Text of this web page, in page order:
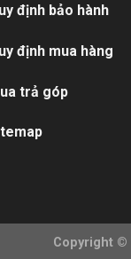
định bảo hành
định mua hàng
trả góp
Copyright ©